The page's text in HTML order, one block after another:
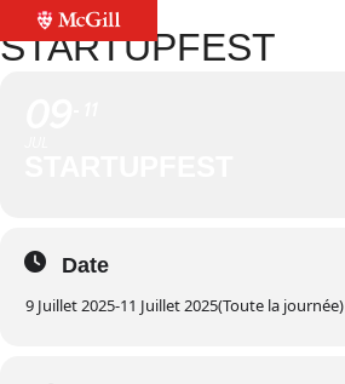
STARTUPFEST
Date
9 Juillet 2025-11 Juillet 2025(Toute la journée)